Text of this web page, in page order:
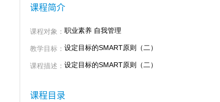
课程简介
课程对象： 职业素养 自我管理
教学目标： 设定目标的SMART原则（二）
课程描述： 设定目标的SMART原则（二）
课程目录